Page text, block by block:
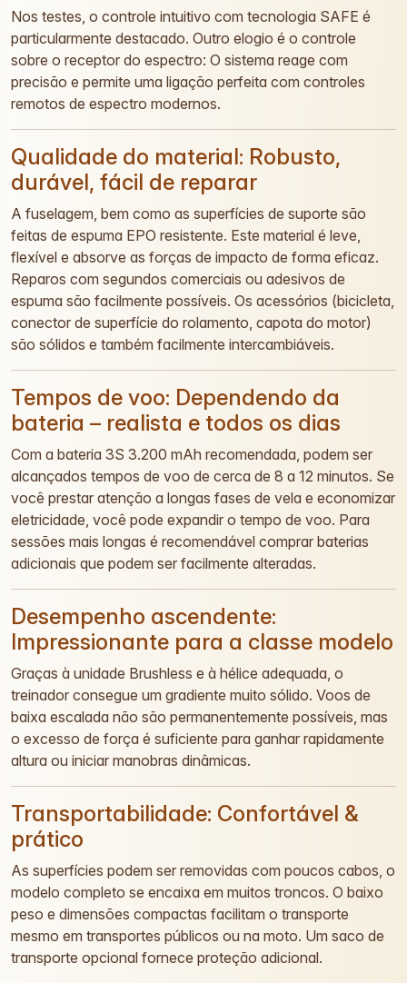
Nos testes, o controle intuitivo com tecnologia SAFE é
particularmente destacado. Outro elogio é o controle
sobre o receptor do espectro: O sistema reage com
precisão e permite uma ligação perfeita com controles
remotos de espectro modernos.
Qualidade do material: Robusto,
durável, fácil de reparar
A fuselagem, bem como as superfícies de suporte são
feitas de espuma EPO resistente. Este material é leve,
flexível e absorve as forças de impacto de forma eficaz.
Reparos com segundos comerciais ou adesivos de
espuma são facilmente possíveis. Os acessórios (bicicleta,
conector de superfície do rolamento, capota do motor)
são sólidos e também facilmente intercambiáveis.
Tempos de voo: Dependendo da
bateria – realista e todos os dias
Com a bateria 3S 3.200 mAh recomendada, podem ser
alcançados tempos de voo de cerca de 8 a 12 minutos. Se
você prestar atenção a longas fases de vela e economizar
eletricidade, você pode expandir o tempo de voo. Para
sessões mais longas é recomendável comprar baterias
adicionais que podem ser facilmente alteradas.
Desempenho ascendente:
Impressionante para a classe modelo
Graças à unidade Brushless e à hélice adequada, o
treinador consegue um gradiente muito sólido. Voos de
baixa escalada não são permanentemente possíveis, mas
o excesso de força é suficiente para ganhar rapidamente
altura ou iniciar manobras dinâmicas.
Transportabilidade: Confortável &
prático
As superfícies podem ser removidas com poucos cabos, o
modelo completo se encaixa em muitos troncos. O baixo
peso e dimensões compactas facilitam o transporte
mesmo em transportes públicos ou na moto. Um saco de
transporte opcional fornece proteção adicional.